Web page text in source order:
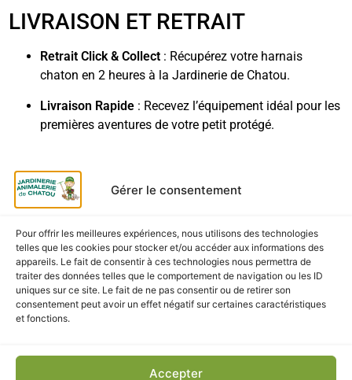
Gérer le consentement
Pour offrir les meilleures expériences, nous utilisons des technologies
telles que les cookies pour stocker et/ou accéder aux informations des
appareils. Le fait de consentir à ces technologies nous permettra de
traiter des données telles que le comportement de navigation ou les ID
uniques sur ce site. Le fait de ne pas consentir ou de retirer son
consentement peut avoir un effet négatif sur certaines caractéristiques
et fonctions.
Accepter
LIVRAISON ET RETRAIT
Retrait Click & Collect : Récupérez votre harnais
chaton en 2 heures à la Jardinerie de Chatou.
Livraison Rapide : Recevez l’équipement idéal pour les
premières aventures de votre petit protégé.
CES PRODUITS POURRAIENT
VOUS INTÉRESSER